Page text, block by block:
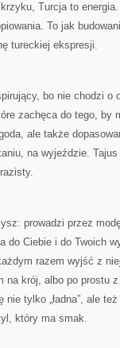
Turcja to
To jak
tureckiej ekspresji.
bo nie chodzi o
zachęca do tego, by
ale także
na wyjeździe.
prowadzi przez
do Ciebie i do Twoich
razem wyjść z
na krój, albo po prostu
tylko „ładna”, ale
który ma smak.